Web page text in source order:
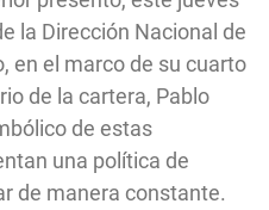
la Dirección Nacional de
en el marco de su cuarto
de la cartera, Pablo
de estas
una política de
de manera constante.